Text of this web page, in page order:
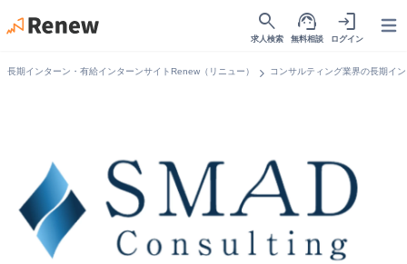
search
求人検索
support_agent
無料相談
login
ログイン
長期インターン・有給インターンサイトRenew（リニュー） chevron_right コンサルティング業界の長期イ